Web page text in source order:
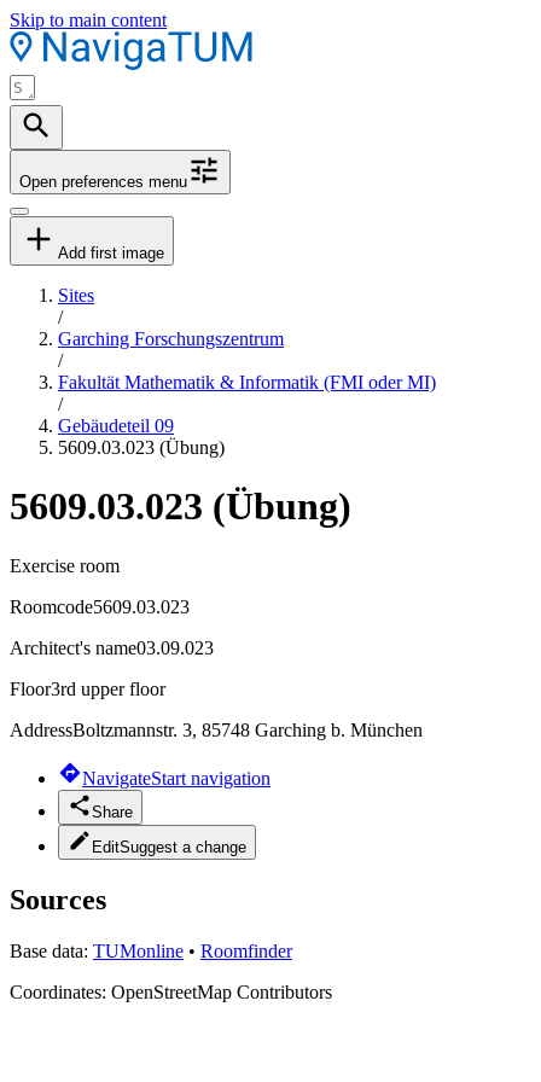
Skip to main content
Open preferences menu
Add first image
Sites
/
Garching Forschungszentrum
/
Fakultät Mathematik & Informatik (FMI oder MI)
/
Gebäudeteil 09
5609.03.023 (Übung)
5609.03.023 (Übung)
Exercise room
Roomcode5609.03.023
Architect's name03.09.023
Floor3rd upper floor
AddressBoltzmannstr. 3, 85748 Garching b. München
NavigateStart navigation
Share
EditSuggest a change
Sources
Base data: TUMonline • Roomfinder
Coordinates: OpenStreetMap Contributors